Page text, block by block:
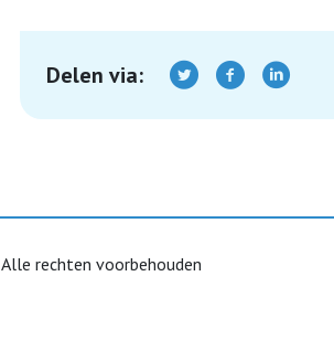
Delen via:
Alle rechten voorbehouden